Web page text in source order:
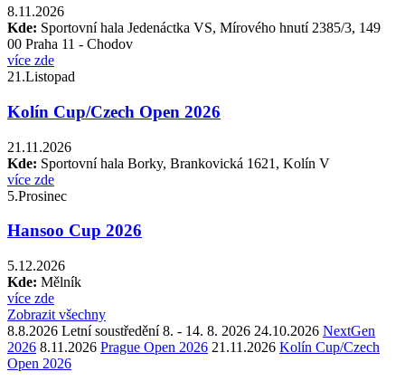
8.11.2026
Kde: Sportovní hala Jedenáctka VS, Mírového hnutí 2385/3, 149
00 Praha 11 - Chodov
více zde
21.Listopad
Kolín Cup/Czech Open 2026
21.11.2026
Kde: Sportovní hala Borky, Brankovická 1621, Kolín V
více zde
5.Prosinec
Hansoo Cup 2026
5.12.2026
Kde: Mělník
více zde
Zobrazit všechny
8.8.2026 Letní soustředění 8. - 14. 8. 2026 24.10.2026 NextGen
2026 8.11.2026 Prague Open 2026 21.11.2026 Kolín Cup/Czech
Open 2026